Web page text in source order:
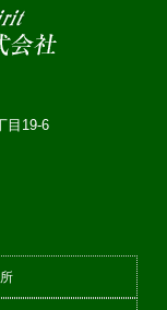
目19-6